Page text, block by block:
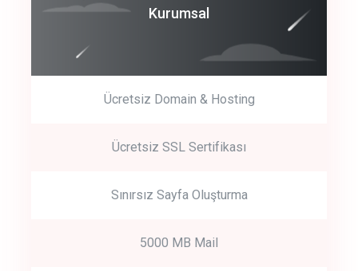
Get Started
Start by trying our service for 30 days free trial no credit card
Kurumsal
Ücretsiz Domain & Hosting
Ücretsiz SSL Sertifikası
Sınırsız Sayfa Oluşturma
5000 MB Mail
Coroprate